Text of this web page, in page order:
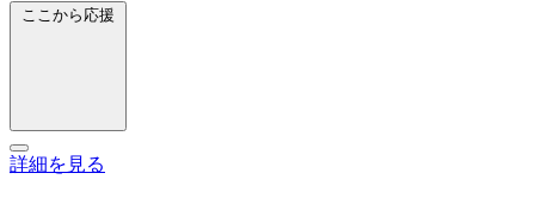
ここから応援
詳細を見る